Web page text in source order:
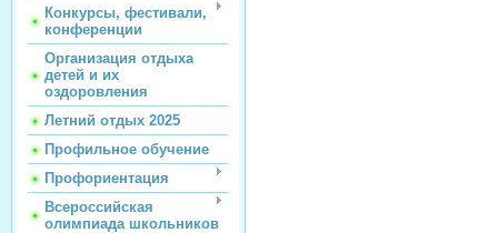
Конкурсы, фестивали,
конференции
Организация отдыха
детей и их
оздоровления
Летний отдых 2025
Профильное обучение
Профориентация
Всероссийская
олимпиада школьников